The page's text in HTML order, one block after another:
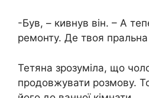
-Був, – кивнув він. – А
ремонту. Де твоя
Тетяна зрозуміла, що
продовжувати розмову.